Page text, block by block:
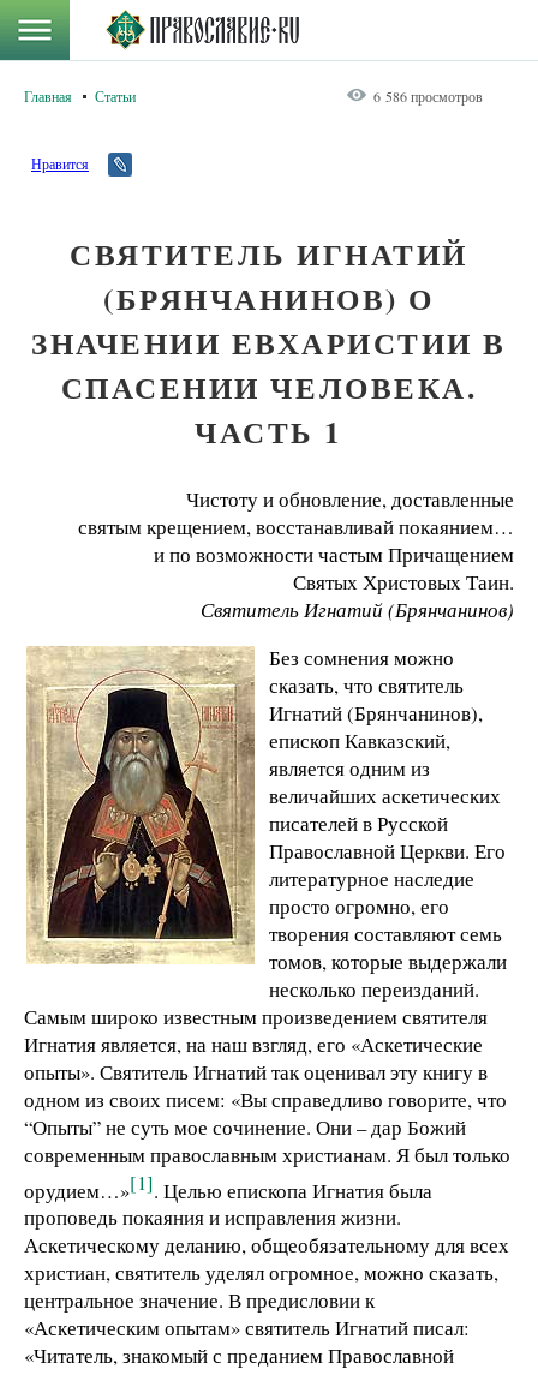
Главная Статьи 6 586 просмотров
Нравится
СВЯТИТЕЛЬ ИГНАТИЙ
(БРЯНЧАНИНОВ) О
ЗНАЧЕНИИ ЕВХАРИСТИИ В
СПАСЕНИИ ЧЕЛОВЕКА.
ЧАСТЬ 1
Чистоту и обновление, доставленные
святым крещением, восстанавливай покаянием…
и по возможности частым Причащением
Святых Христовых Таин.
Святитель Игнатий (Брянчанинов)
Без сомнения можно
сказать, что святитель
Игнатий (Брянчанинов),
епископ Кавказский,
является одним из
величайших аскетических
писателей в Русской
Православной Церкви. Его
литературное наследие
просто огромно, его
творения составляют семь
томов, которые выдержали
несколько переизданий.
Самым широко известным произведением святителя
Игнатия является, на наш взгляд, его «Аскетические
опыты». Святитель Игнатий так оценивал эту книгу в
одном из своих писем: «Вы справедливо говорите, что
“Опыты” не суть мое сочинение. Они – дар Божий
современным православным христианам. Я был только
орудием…»[1]. Целью епископа Игнатия была
проповедь покаяния и исправления жизни.
Аскетическому деланию, общеобязательному для всех
христиан, святитель уделял огромное, можно сказать,
центральное значение. В предисловии к
«Аскетическим опытам» святитель Игнатий писал:
«Читатель, знакомый с преданием Православной